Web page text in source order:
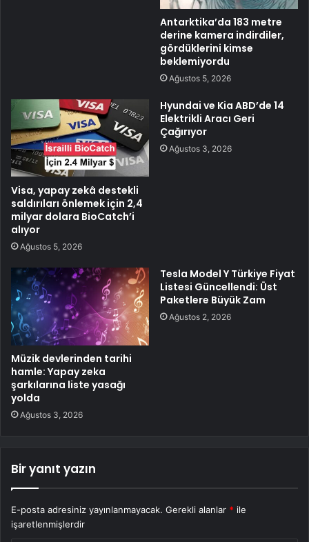
Antarktika’da 183 metre
derine kamera indirdiler,
gördüklerini kimse
beklemiyordu
Ağustos 5, 2026
Visa, yapay zekâ destekli
saldırıları önlemek için 2,4
milyar dolara BioCatch’i
alıyor
Ağustos 5, 2026
Hyundai ve Kia ABD’de 14
Elektrikli Aracı Geri
Çağırıyor
Ağustos 3, 2026
Müzik devlerinden tarihi
hamle: Yapay zeka
şarkılarına liste yasağı
yolda
Ağustos 3, 2026
Tesla Model Y Türkiye Fiyat
Listesi Güncellendi: Üst
Paketlere Büyük Zam
Ağustos 2, 2026
Bir yanıt yazın
E-posta adresiniz yayınlanmayacak. Gerekli alanlar * ile
işaretlenmişlerdir